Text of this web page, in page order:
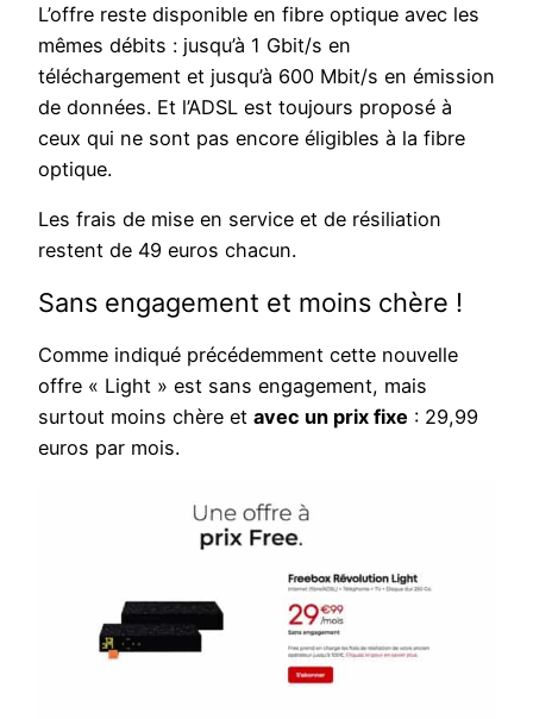
L’offre reste disponible en fibre optique avec les
mêmes débits : jusqu’à 1 Gbit/s en
téléchargement et jusqu’à 600 Mbit/s en émission
de données. Et l’ADSL est toujours proposé à
ceux qui ne sont pas encore éligibles à la fibre
optique.
Les frais de mise en service et de résiliation
restent de 49 euros chacun.
Sans engagement et moins chère !
Comme indiqué précédemment cette nouvelle
offre « Light » est sans engagement, mais
surtout moins chère et avec un prix fixe : 29,99
euros par mois.